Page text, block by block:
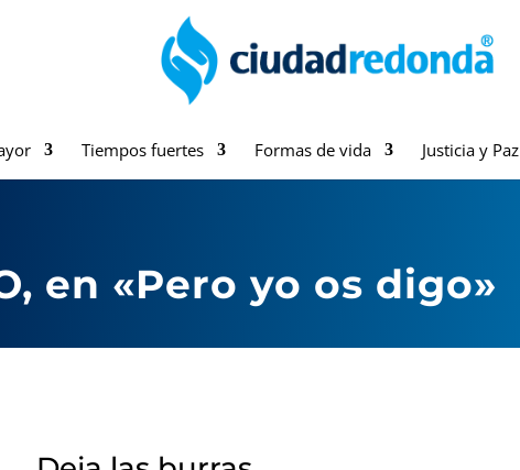
Tiempos fuertes Formas de vida Justicia y Paz
en «Pero yo os digo»